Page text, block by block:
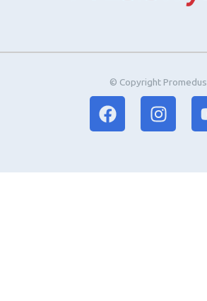
© Copyright Promedus